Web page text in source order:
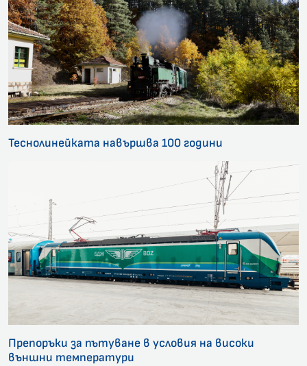
Теснолинейката навършва 100 години
Препоръки за пътуване в условия на високи
външни температури